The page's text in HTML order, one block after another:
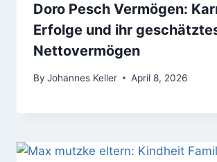
Doro Pesch Vermögen:
Erfolge und ihr
Nettovermögen
By Johannes Keller April 8, 2026